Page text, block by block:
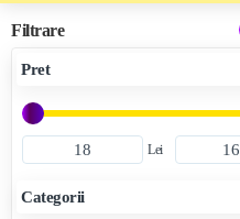
Filtrare
Pret
Lei
Categorii